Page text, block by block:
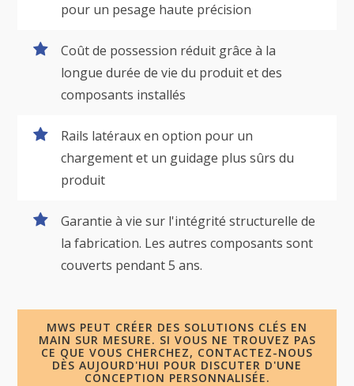
pour un pesage haute précision
Coût de possession réduit grâce à la
longue durée de vie du produit et des
composants installés
Rails latéraux en option pour un
chargement et un guidage plus sûrs du
produit
Garantie à vie sur l'intégrité structurelle de
la fabrication. Les autres composants sont
couverts pendant 5 ans.
MWS PEUT CRÉER DES SOLUTIONS CLÉS EN
MAIN SUR MESURE. SI VOUS NE TROUVEZ PAS
CE QUE VOUS CHERCHEZ, CONTACTEZ-NOUS
DÈS AUJOURD'HUI POUR DISCUTER D'UNE
CONCEPTION PERSONNALISÉE.